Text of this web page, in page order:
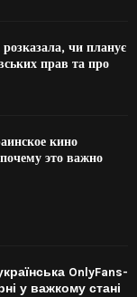
чи планує
прав та про
кино
это важно
OnlyFans-
у важкому стані